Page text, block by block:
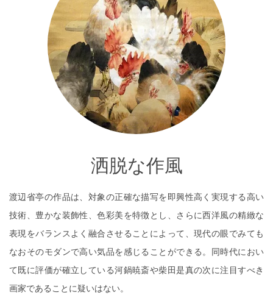
洒脱な作風
渡辺省亭の作品は、対象の正確な描写を即興性高く実現する高い
技術、豊かな装飾性、色彩美を特徴とし、さらに西洋風の精緻な
表現をバランスよく融合させることによって、現代の眼でみても
なおそのモダンで高い気品を感じることができる。同時代におい
て既に評価が確立している河鍋暁斎や柴田是真の次に注目すべき
画家であることに疑いはない。